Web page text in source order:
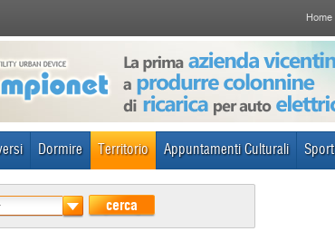
Home
Dormire Territorio Appuntamenti Culturali Sport
cerca